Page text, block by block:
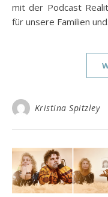
mit der Podcast
für unsere Familien
Kristina Spitzley